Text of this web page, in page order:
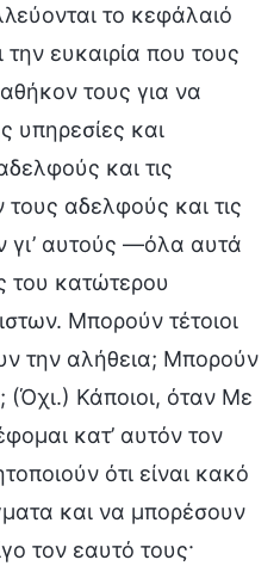
το κεφάλαιό
ευκαιρία που τους
τους για να
υπηρεσίες και
και τις
αδελφούς και τις
γι’ αυτούς —όλα αυτά
του κατώτερου
Μπορούν τέτοιοι
την αλήθεια; Μπορούν
Κάποιοι, όταν Με
κατ’ αυτόν τον
ότι είναι κακό
και να μπορέσουν
τον εαυτό τους·